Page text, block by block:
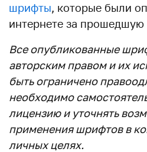
шрифты, которые были
интернете за
Все опубликованные
авторским правом и их
быть ограничено
необходимо
лицензию и уточнять
применения шрифтов в
личных целях.